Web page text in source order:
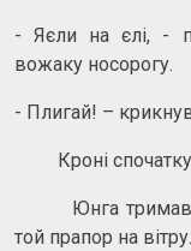
- Яєли на єлі, -
вожаку носорогу.
- Плигай! –
Кроні спочатку
Юнга тримався
той прапор на вітру.